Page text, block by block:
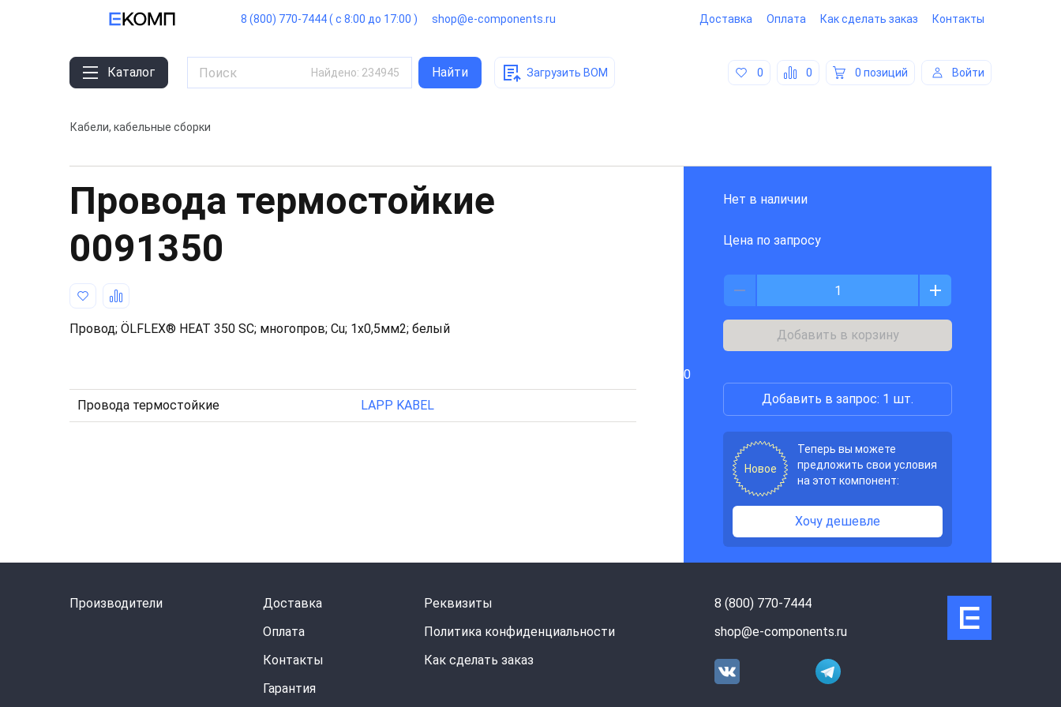
8 (800) 770-7444 ( с 8:00 до 17:00 ) shop@e-components.ru Доставка Оплата Как сделать заказ Контакты
Каталог Найдено: 234945 Найти Загрузить BOM 0 0 0 позиций Войти
Кабели, кабельные сборки
Провода термостойкие
0091350
Провод; ÖLFLEX® HEAT 350 SC; многопров; Cu; 1x0,5мм2; белый
Провода термостойкие LAPP KABEL
Нет в наличии
Цена по запросу
Добавить в корзину
0
Добавить в запрос: 1 шт.
Новое
Теперь вы можете
предложить свои условия
на этот компонент:
Хочу дешевле
Производители
Доставка
Оплата
Контакты
Гарантия
Реквизиты
Политика конфиденциальности
Как сделать заказ
8 (800) 770-7444
shop@e-components.ru